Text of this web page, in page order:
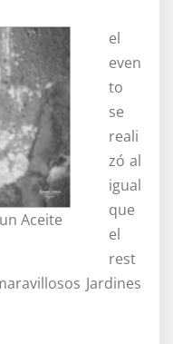
Aceite
el
even
to
se
reali
zó al
igual
que
el
rest
Jardines